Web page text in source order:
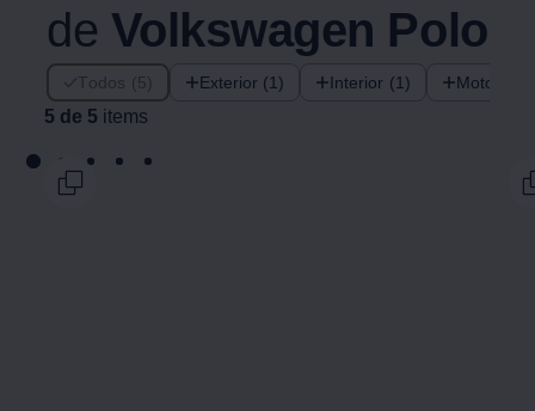
de Volkswagen Polo
Todos (5) Exterior (1) Interior (1)
5 de 5 items
5 de 5 items